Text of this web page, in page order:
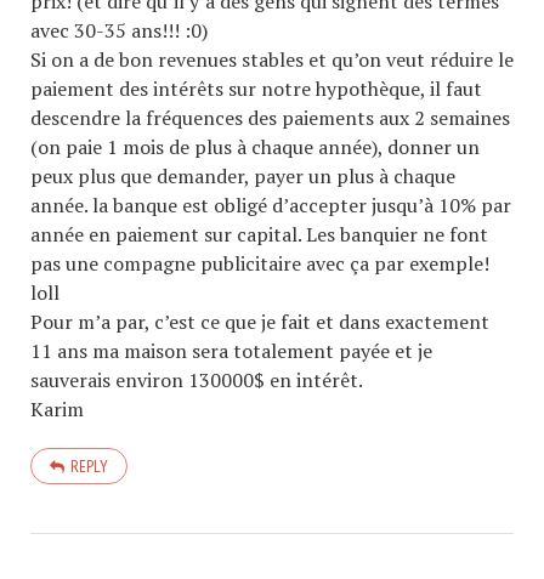
avec 30-35 ans!!! :0)
Si on a de bon revenues stables et qu’on veut réduire le
paiement des intérêts sur notre hypothèque, il faut
descendre la fréquences des paiements aux 2 semaines
(on paie 1 mois de plus à chaque année), donner un
peux plus que demander, payer un plus à chaque
année. la banque est obligé d’accepter jusqu’à 10% par
année en paiement sur capital. Les banquier ne font
pas une compagne publicitaire avec ça par exemple!
loll
Pour m’a par, c’est ce que je fait et dans exactement
11 ans ma maison sera totalement payée et je
sauverais environ 130000$ en intérêt.
Karim
REPLY